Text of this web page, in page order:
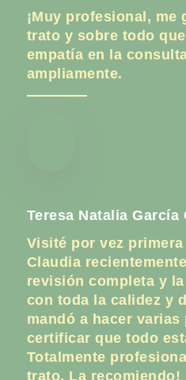
¡Muy profesional, me
trato y sobre todo
empatía en la
ampliamente.
Teresa Natalia García
Visité por vez
Claudia
revisión completa y
con toda la calidez y
mandó a hacer varias
certificar que todo
Totalmente
trato. La recomiendo!